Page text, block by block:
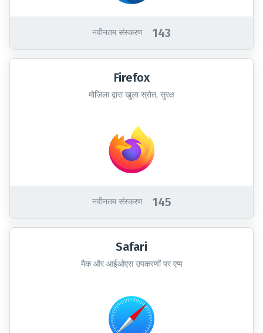
नवीनतम संस्करण 143
Firefox
मोज़िला द्वारा खुला स्रोत, सुरक्ष
नवीनतम संस्करण 145
Safari
मैक और आईओएस उपकरणों पर एप्प